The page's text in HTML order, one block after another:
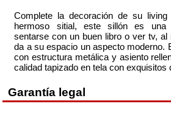
Complete la decoración de su
hermoso sitial, este sillón es una
sentarse con un buen libro o ver tv,
da a su espacio un aspecto moderno.
con estructura metálica y asiento
calidad tapizado en tela con exquisitos
Garantía legal